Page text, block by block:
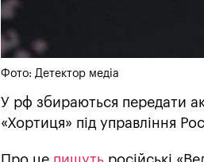
Фото: Детектор медіа
У рф збираються передати
«Хортиця» під управління